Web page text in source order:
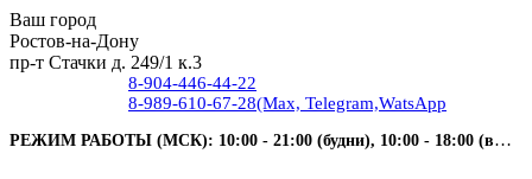
Ваш город
Ростов-на-Дону
пр-т Стачки д. 249/1 к.3
8-904-446-44-22
8-989-610-67-28(Max, Telegram,WatsApp
РЕЖИМ РАБОТЫ (МСК): 10:00 - 21:00 (будни), 10:00 - 18:00 (выходные).